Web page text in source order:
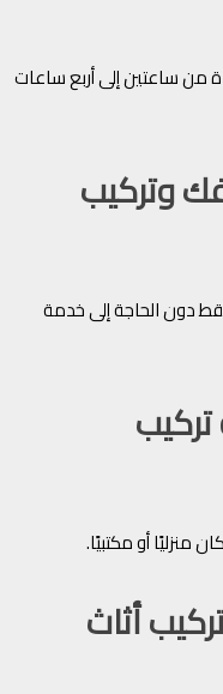
من ساعتين إلى أربع ساعات
وتركيب
دون الحاجة إلى خدمة
منزليًا أو مكتبيًا.
أثاث